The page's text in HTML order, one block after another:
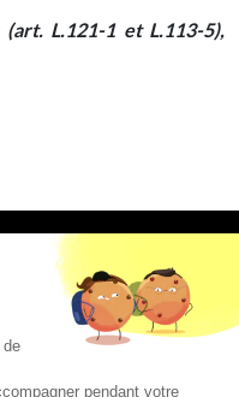
(art. L.121-1 et L.113-5),
de
pendant votre